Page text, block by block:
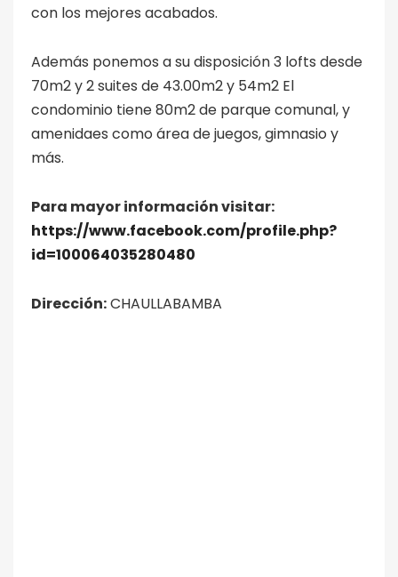
con los mejores acabados.
Además ponemos a su disposición 3 lofts desde
70m2 y 2 suites de 43.00m2 y 54m2 El
condominio tiene 80m2 de parque comunal, y
amenidaes como área de juegos, gimnasio y
más.
Para mayor información visitar:
https://www.facebook.com/profile.php?
id=100064035280480
Dirección:CHAULLABAMBA